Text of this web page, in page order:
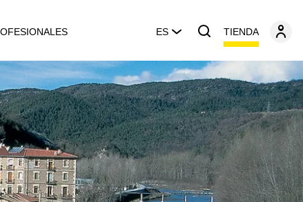
ES TIENDA